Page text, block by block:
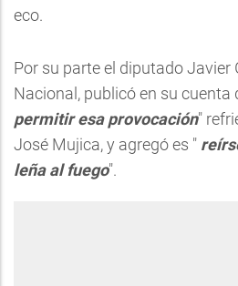
eco.
Por su parte el diputado Javier
Nacional, publicó en su cuenta
permitir esa provocación"
José Mujica, y agregó es "
leña al fuego".